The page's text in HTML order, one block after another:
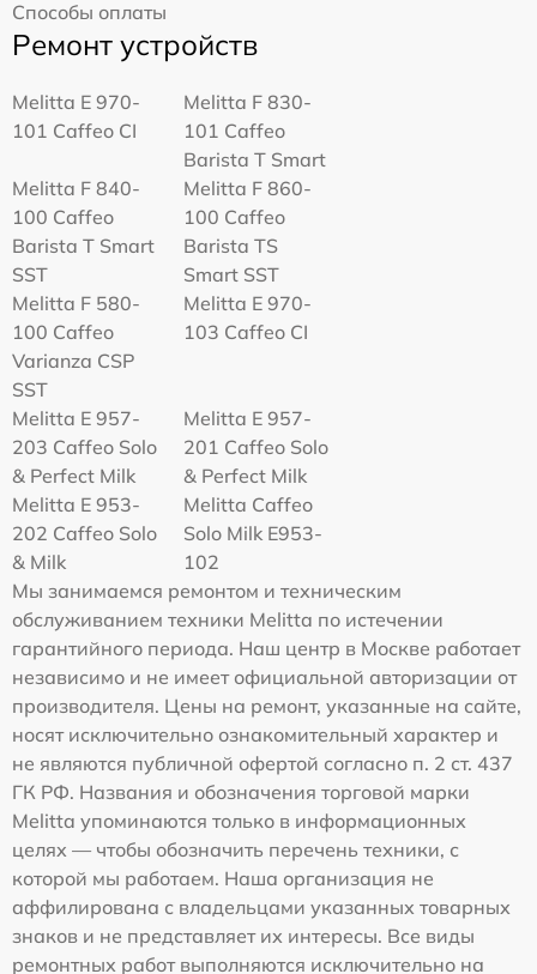
Способы оплаты
Ремонт устройств
Melitta Е 970-
101 Caffeo CI
Melitta F 830-
101 Caffeo
Barista T Smart
Melitta F 840-
100 Caffeo
Barista T Smart
SST
Melitta F 860-
100 Caffeo
Barista TS
Smart SST
Melitta F 580-
100 Caffeo
Varianza CSP
SST
Melitta Е 970-
103 Caffeo CI
Melitta E 957-
203 Caffeo Solo
& Perfect Milk
Melitta E 957-
201 Caffeo Solo
& Perfect Milk
Melitta Е 953-
202 Caffeo Solo
& Milk
Melitta Caffeo
Solo Milk E953-
102
Мы занимаемся ремонтом и техническим
обслуживанием техники Melitta по истечении
гарантийного периода. Наш центр в Москве работает
независимо и не имеет официальной авторизации от
производителя. Цены на ремонт, указанные на сайте,
носят исключительно ознакомительный характер и
не являются публичной офертой согласно п. 2 ст. 437
ГК РФ. Названия и обозначения торговой марки
Melitta упоминаются только в информационных
целях — чтобы обозначить перечень техники, с
которой мы работаем. Наша организация не
аффилирована с владельцами указанных товарных
знаков и не представляет их интересы. Все виды
ремонтных работ выполняются исключительно на